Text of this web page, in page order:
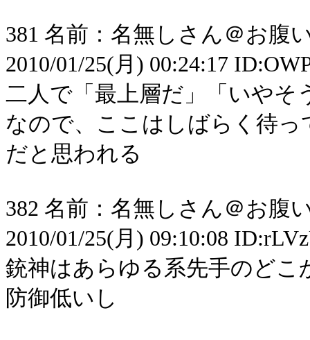
381 名前：名無しさん＠お腹
2010/01/25(月) 00:24:17
二人で「最上層だ」「いやそ
なので、ここはしばらく待
だと思われる
382 名前：名無しさん＠お腹
2010/01/25(月) 09:10:08
銃神はあらゆる系先手のどこ
防御低いし